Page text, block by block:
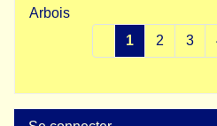
Arbois
1
2 3